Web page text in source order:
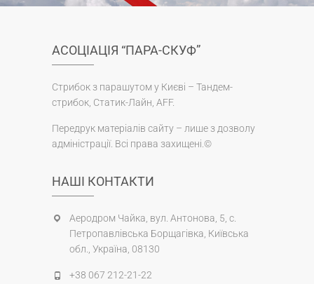
АСОЦІАЦІЯ “ПАРА-СКУФ”
Стрибок з парашутом у Києві – Тандем-
стрибок, Статик-Лайн, AFF.
Передрук матеріалів сайту – лише з дозволу
адміністрації. Всі права захищені.©
НАШІ КОНТАКТИ
Аеродром Чайка, вул. Антонова, 5, с.
Петропавлівська Борщагівка, Київська
обл., Україна, 08130
+38 067 212-21-22